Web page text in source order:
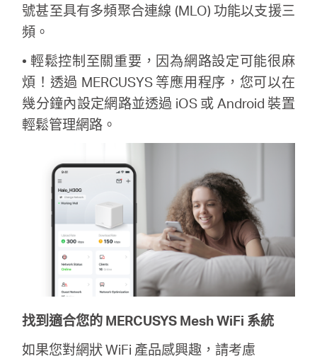
號甚至具有多頻聚合連線 (MLO) 功能以支援三
頻。
• 輕鬆控制至關重要，因為網路設定可能很麻
煩！透過 MERCUSYS 等應用程序，您可以在
幾分鐘內設定網路並透過 iOS 或 Android 裝置
輕鬆管理網路。
找到適合您的 MERCUSYS Mesh WiFi 系統
如果您對網狀 WiFi 產品感興趣，請考慮